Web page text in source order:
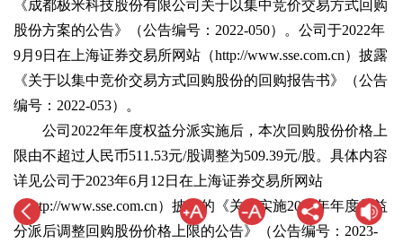
《成都极米科技股份有限公司关于以集中竞价交易方式回购
股份方案的公告》（公告编号：2022-050）。公司于2022年
9月9日在上海证券交易所网站（http://www.sse.com.cn）披露
《关于以集中竞价交易方式回购股份的回购报告书》（公告
编号：2022-053）。
公司2022年年度权益分派实施后，本次回购股份价格上
限由不超过人民币511.53元/股调整为509.39元/股。具体内容
详见公司于2023年6月12日在上海证券交易所网站
（http://www.sse.com.cn）披露的《关于实施2022年年度权益
分派后调整回购股份价格上限的公告》（公告编号：2023-